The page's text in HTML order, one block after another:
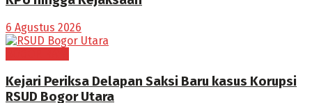
6 Agustus 2026
Kejari Periksa Delapan Saksi Baru kasus Korupsi
RSUD Bogor Utara